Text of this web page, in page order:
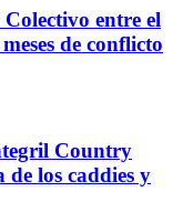
entre el
de conflicto
Country
los caddies y